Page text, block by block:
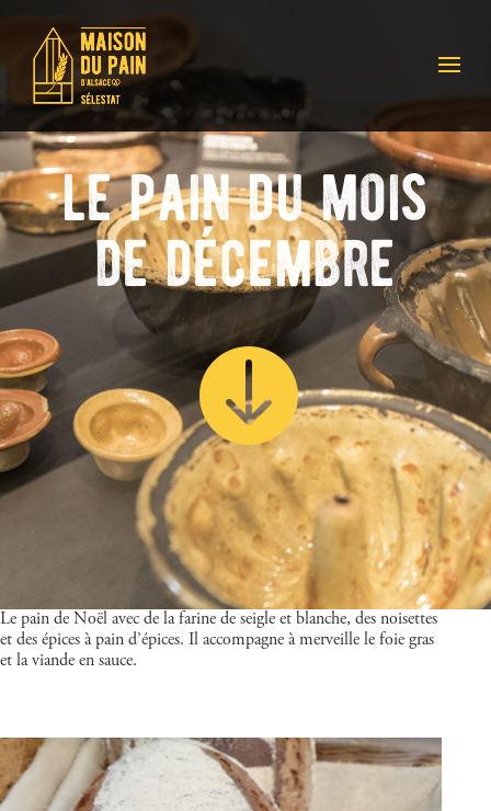
le pain du mois
de décembre

Le pain de Noël avec de la farine de seigle et blanche, des noisettes
et des épices à pain d’épices. Il accompagne à merveille le foie gras
et la viande en sauce.